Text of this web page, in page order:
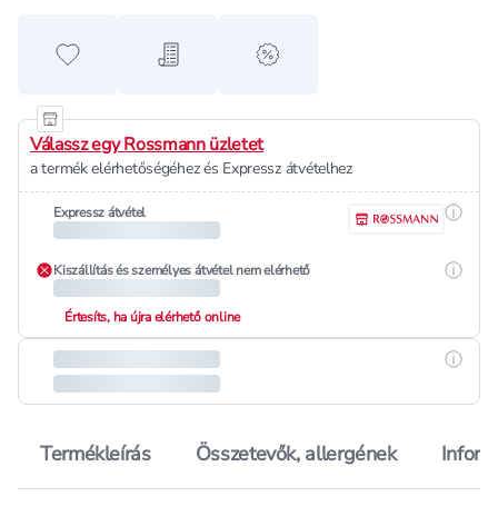
Hozzáadás a kedvencekhez
Hozzáadás a bevásárló listához
alert when on sale
Válassz egy Rossmann üzletet
a termék elérhetőségéhez és Expressz átvételhez
Expressz átvétel
Kiszállítás és személyes átvétel nem elérhető
Értesíts, ha újra elérhető online
Termékleírás Összetevők, allergének